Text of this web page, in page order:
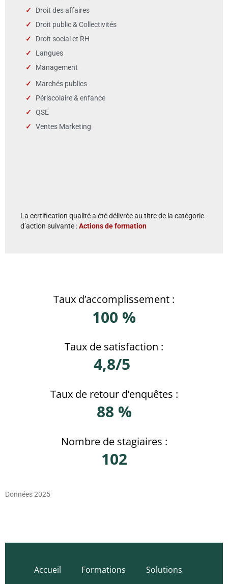
Droit des affaires
Droit public & Collectivités
Droit social et RH
Langues
Management
Marchés publics
Périscolaire & enfance
QSE
Ventes Marketing
La certification qualité a été délivrée au titre de la catégorie
d’action suivante :Actions de formation
Nombre de stagiaires :
102
Taux de retour d’enquêtes :
88 %
Taux de satisfaction :
4,8/5
Taux d’accomplissement :
100 %
Données 2025
Accueil Formations Solutions